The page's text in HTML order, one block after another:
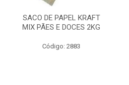
SACO DE PAPEL KRAFT
MIX PÃES E DOCES 2KG
Código: 2883